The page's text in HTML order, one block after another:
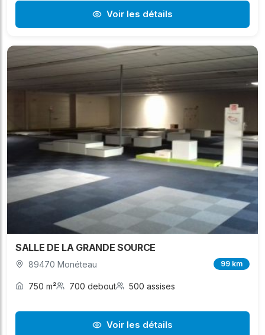
Voir les détails
SALLE DE LA GRANDE SOURCE
89470 Monéteau 99 km
750 m² 700 debout 500 assises
Voir les détails